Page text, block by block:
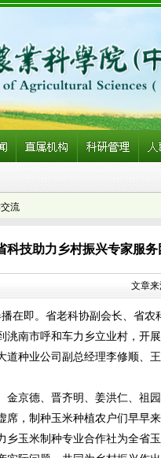
流
科技助力乡村振兴专家服
文章
在即。省老科协副会长、省
洮南市呼和车力乡立业村，开
道种业公司副总经理李修顺、
金京德、晋齐明、姜洪仁、祖
席，制种玉米种植农户们早早
乡玉米制种专业合作社为全省